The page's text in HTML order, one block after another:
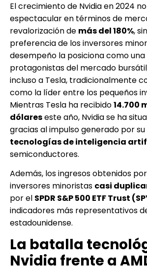
El crecimiento de Nvidia en 2024
espectacular en términos de
revalorización de más del 180%,
preferencia de los inversores
desempeño la posiciona como
protagonistas del mercado
incluso a Tesla, tradicionalmente
como la líder entre los pequeños
Mientras Tesla ha recibido14.700
dólareseste año, Nvidia se ha
gracias al impulso generado por
tecnologías de inteligencia
semiconductores.
Además, los ingresos obtenidos
inversores minoristas casi
por el SPDR S&P 500 ETF Trust
indicadores más representativos
estadounidense.
La batalla
Nvidia frente a